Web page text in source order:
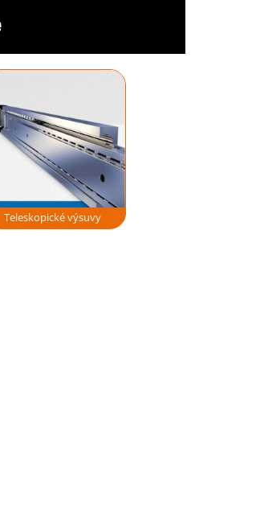
Teleskopické výsuvy